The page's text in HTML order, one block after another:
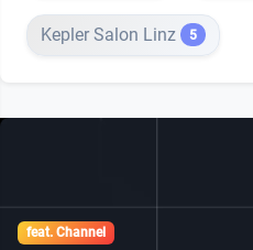
Kepler Salon Linz 5
feat. Channel